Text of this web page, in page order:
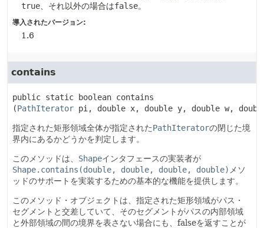
true 、それ以外の場合はfalse。
導入されたバージョン:
1.6
contains
public static boolean contains
(PathIterator pi, double x, double y, double w,
指定された矩形領域全体が指定されたPathIteratorの閉じた境
界内にあるかどうかを判定します。
このメソッドは、 Shapeインタフェースの実装者が
Shape.contains(double, double, double, double) メソ
ッドのサポートを実装するための基本的な機能を提供します。
このメソッド・オブジェクトは、指定された矩形領域がパス・
セグメントと交差していて、そのセグメントがパスの内部領域
と外部領域の間の境界を表さない場合にも、falseを返すことが